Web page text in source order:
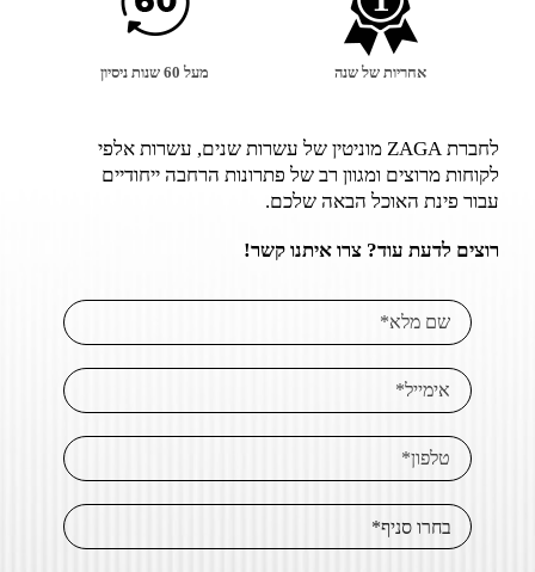
אחריות של שנה מעל 60 שנות ניסיון
לחברת ZAGA מוניטין של עשרות שנים, עשרות אלפי
לקוחות מרוצים ומגוון רב של פתרונות הרחבה ייחודיים
עבור פינת האוכל הבאה שלכם.
רוצים לדעת עוד? צרו איתנו קשר!